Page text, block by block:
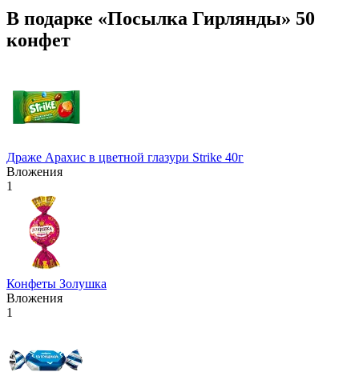
В подарке «Посылка Гирлянды» 50
конфет
Драже Арахис в цветной глазури Strike 40г
Вложения
1
Конфеты Золушка
Вложения
1